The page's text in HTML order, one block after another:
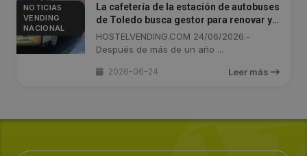
NOTICIAS
VENDING
NACIONAL
La cafetería de la estación de autobuses
de Toledo busca gestor para renovar y
reabrir sus puertas
HOSTELVENDING.COM 24/06/2026.-
Después de más de un año ...
2026-06-24 Leer más